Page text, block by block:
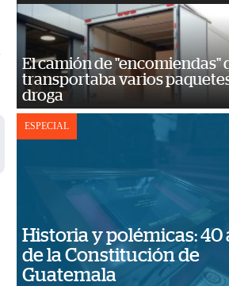
El camión de "encomiendas"
transportaba varios
droga
ESPECIAL
Historia y polémicas: 40
de la Constitución de
Guatemala